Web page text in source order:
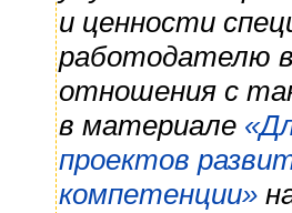
и ценности
работодателю
отношения с
в материале
проектов
компетенции»